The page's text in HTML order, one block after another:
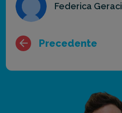
Federica Geraci
Precedente